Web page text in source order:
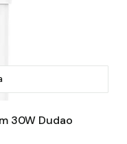
30W Dudao